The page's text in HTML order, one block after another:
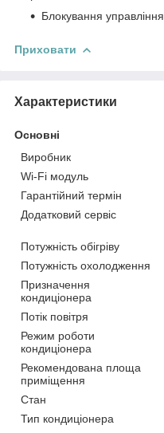
Блокування управління.
Приховати
Характеристики
Основні
Виробник
Wi-Fi модуль
Гарантійний термін
Додатковий сервіс
Потужність обігріву
Потужність охолодження
Призначення
кондиціонера
Потік повітря
Режим роботи
кондиціонера
Рекомендована площа
приміщення
Стан
Тип кондиціонера